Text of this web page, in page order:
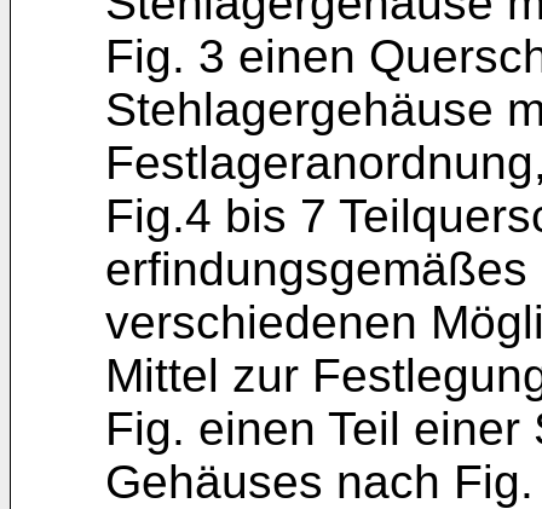
Fig. 3 einen
Stehlagergehäuse
Fig.4 bis 7
verschiedenen
Mittel zur
Fig. einen Teil
Gehäuses nach